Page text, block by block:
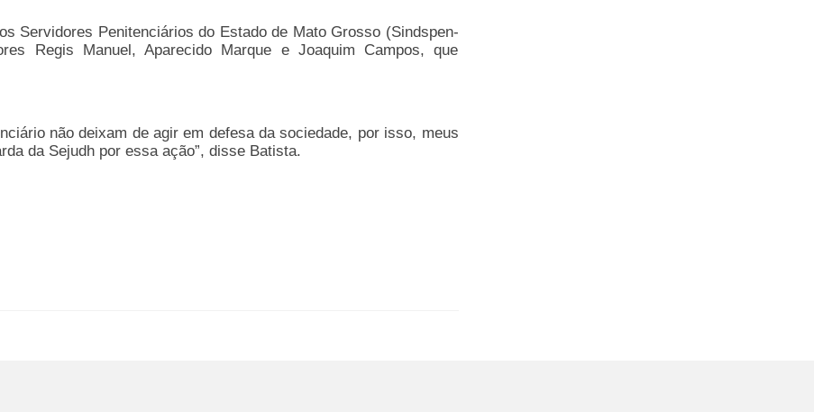
Servidores Penitenciários do Estado de Mato Grosso (Sindspen-
Regis Manuel, Aparecido Marque e Joaquim Campos, que
não deixam de agir em defesa da sociedade, por isso, meus
da Sejudh por essa ação”, disse Batista.